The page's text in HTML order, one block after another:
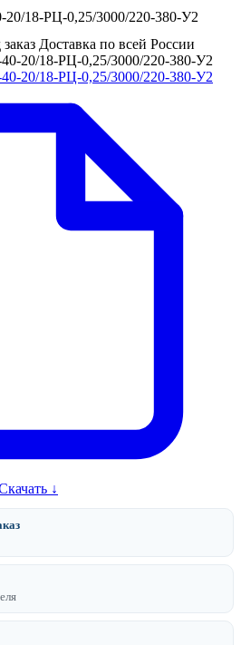
18-PЦ-0,25/3000/220-380-У2
Доставка по всей России
↓